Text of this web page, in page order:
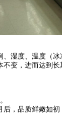
湿度、温度（
变，进而达到
，品质鲜嫩如